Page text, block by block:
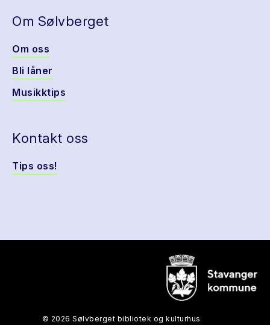
Om Sølvberget
Om oss
Bli låner
Musikktips
Kontakt oss
Tips oss!
© 2026 Sølvberget bibliotek og kulturhus